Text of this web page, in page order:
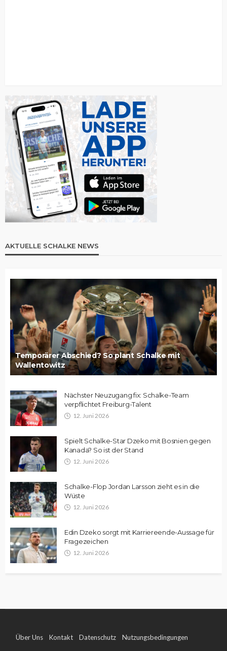
AKTUELLE SCHALKE NEWS
Temporärer Abschied? So plant Schalke mit
Wallentowitz
Nächster Neuzugang fix: Schalke-Team
verpflichtet Freiburg-Talent
12. Juni 2026
Spielt Schalke-Star Dzeko mit Bosnien gegen
Kanada? So ist der Stand
12. Juni 2026
Schalke-Flop Jordan Larsson zieht es in die
Wüste
12. Juni 2026
Edin Dzeko sorgt mit Karriereende-Aussage für
Fragezeichen
12. Juni 2026
Über Uns Kontakt Datenschutz Nutzungsbedingungen